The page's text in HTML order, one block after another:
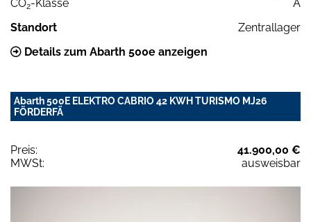
CO2-Klasse
A
Standort
Zentrallager
Details zum Abarth 500e anzeigen
Abarth 500E ELEKTRO CABRIO 42 KWH TURISMO MJ26
FÖRDERFÄ
Preis:
41.900,00 €
MWSt:
ausweisbar